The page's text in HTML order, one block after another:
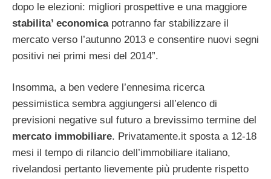
dopo le elezioni: migliori prospettive e una maggiore
stabilita’ economicapotranno far stabilizzare il
mercato verso l’autunno 2013 e consentire nuovi segni
positivi nei primi mesi del 2014”.
Insomma, a ben vedere l’ennesima ricerca
pessimistica sembra aggiungersi all’elenco di
previsioni negative sul futuro a brevissimo termine del
mercato immobiliare. Privatamente.it sposta a 12-18
mesi il tempo di rilancio dell’immobiliare italiano,
rivelandosi pertanto lievemente più prudente rispetto